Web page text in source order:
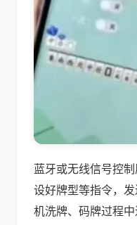
蓝牙或无线信号控
设好牌型等指令，
机洗牌、码牌过程中